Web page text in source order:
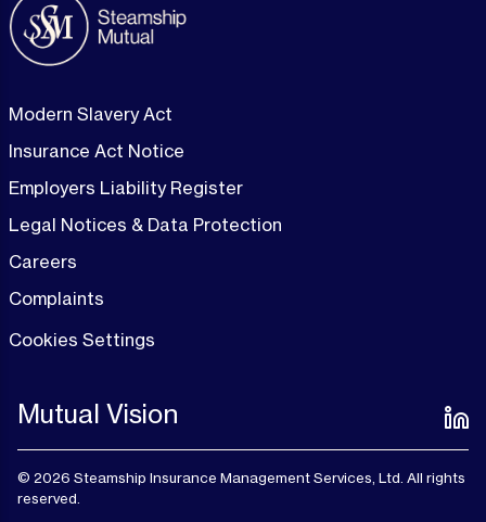
Modern Slavery Act
Insurance Act Notice
Employers Liability Register
Legal Notices & Data Protection
Careers
Complaints
Cookies Settings
Mutual Vision
© 2026 Steamship Insurance Management Services, Ltd. All rights
reserved.